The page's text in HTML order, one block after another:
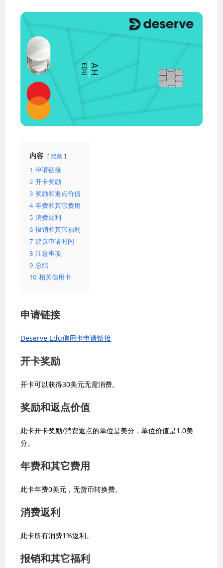
内容 隐藏
1 申请链接
2 开卡奖励
3 奖励和返点价值
4 年费和其它费用
5 消费返利
6 报销和其它福利
7 建议申请时间
8 注意事项
9 总结
10 相关信用卡
申请链接
Deserve Edu信用卡申请链接
开卡奖励
开卡可以获得30美元无需消费。
奖励和返点价值
此卡开卡奖励/消费返点的单位是美分，单位价值是1.0美
分。
年费和其它费用
此卡年费0美元，无货币转换费。
消费返利
此卡所有消费1%返利。
报销和其它福利